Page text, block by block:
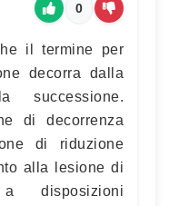
0
il termine per
decorra dalla
di decorrenza
di riduzione
alla lesione di
disposizioni